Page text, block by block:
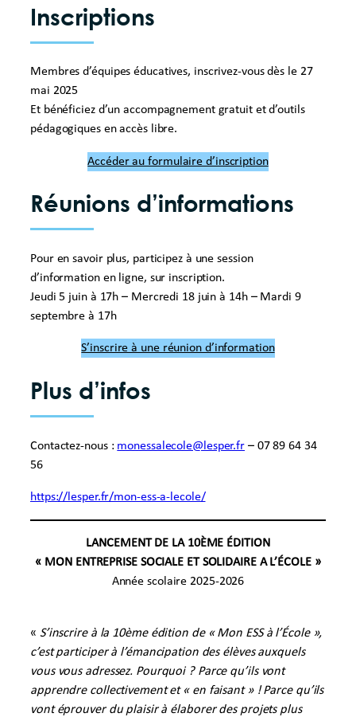
Inscriptions
Membres d’équipes éducatives, inscrivez-vous dès le 27
mai 2025
Et bénéficiez d’un accompagnement gratuit et d’outils
pédagogiques en accès libre.
Accéder au formulaire d’inscription
Réunions d’informations
Pour en savoir plus, participez à une session
d’information en ligne, sur inscription.
Jeudi 5 juin à 17h – Mercredi 18 juin à 14h – Mardi 9
septembre à 17h
S’inscrire à une réunion d’information
Plus d’infos
Contactez-nous : monessalecole@lesper.fr – 07 89 64 34
56
https://lesper.fr/mon-ess-a-lecole/
LANCEMENT DE LA 10ÈME ÉDITION
« MON ENTREPRISE SOCIALE ET SOLIDAIRE A L’ÉCOLE »
Année scolaire 2025-2026
« S’inscrire à la 10ème édition de « Mon ESS à l’École »,
c’est participer à l’émancipation des élèves auxquels
vous vous adressez. Pourquoi ? Parce qu’ils vont
apprendre collectivement et « en faisant » ! Parce qu’ils
vont éprouver du plaisir à élaborer des projets plus